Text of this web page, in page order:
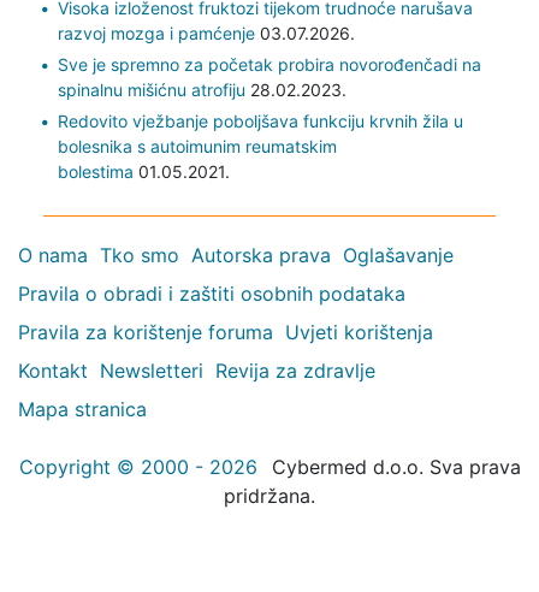
Visoka izloženost fruktozi tijekom trudnoće narušava
razvoj mozga i pamćenje03.07.2026.
Sve je spremno za početak probira novorođenčadi na
spinalnu mišićnu atrofiju 28.02.2023.
Redovito vježbanje poboljšava funkciju krvnih žila u
bolesnika s autoimunim reumatskim
bolestima 01.05.2021.
O nama Tko smo Autorska prava Oglašavanje
Pravila o obradi i zaštiti osobnih podataka
Pravila za korištenje foruma Uvjeti korištenja
Kontakt Newsletteri Revija za zdravlje
Mapa stranica
Copyright © 2000 - 2026
Cybermed d.o.o. Sva prava
pridržana.